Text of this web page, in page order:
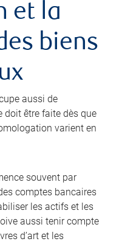
et la
biens
aussi de
doit être faite dès que
varient en
souvent par
comptes bancaires
les actifs et les
aussi tenir compte
d’art et les